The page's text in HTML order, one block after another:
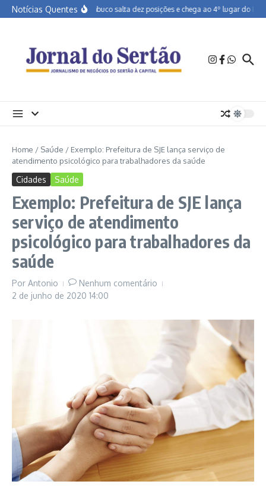
Ir para o conteúdo
Notícias QuentesPernambuco salta dez posições e chega ao 4º lugar do
Home / Saúde / Exemplo: Prefeitura de SJE lança serviço de
atendimento psicológico para trabalhadores da saúde
Cidades Saúde
Exemplo: Prefeitura de SJE lança
serviço de atendimento
psicológico para trabalhadores da
saúde
Por Antonio
Nenhum comentário
2 de junho de 2020 14:00